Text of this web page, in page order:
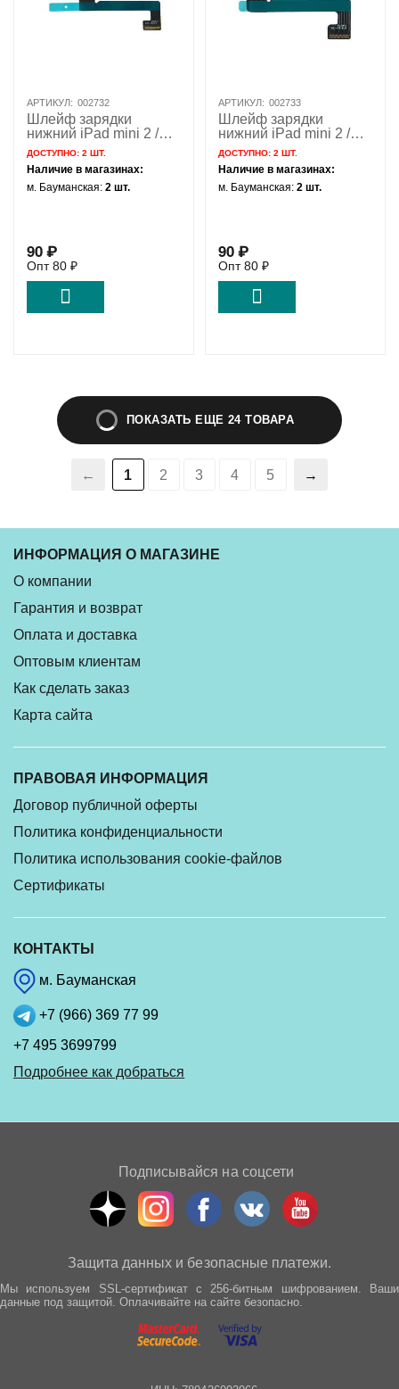
АРТИКУЛ: 002732
Шлейф зарядки
нижний iPad mini 2 /
mini 3 / 821-1818 821-
1360 OEM черный
ДОСТУПНО:2 ШТ.
Наличие в магазинах:
м. Бауманская:2 шт.
90₽
Опт80 ₽
АРТИКУЛ: 002733
Шлейф зарядки
нижний iPad mini 2 /
mini 3 / 821-1818 821-
1360 белый
ДОСТУПНО:2 ШТ.
Наличие в магазинах:
м. Бауманская:2 шт.
90₽
Опт80 ₽
ПОКАЗАТЬ ЕЩЕ 24 ТОВАРА
1 2 3 4 5
ИНФОРМАЦИЯ О МАГАЗИНЕ
О компании
Гарантия и возврат
Оплата и доставка
Оптовым клиентам
Как сделать заказ
Карта сайта
ПРАВОВАЯ ИНФОРМАЦИЯ
Договор публичной оферты
Политика конфиденциальности
Политика использования cookie-файлов
Сертификаты
КОНТАКТЫ
м. Бауманская
+7 (966) 369 77 99
+7 495 3699799
Подробнее как добраться
Подписывайся на соцсети
Защита данных и безопасные платежи.
Мы используем SSL-сертификат с 256-битным шифрованием. Ваши
данные под защитой. Оплачивайте на сайте безопасно.